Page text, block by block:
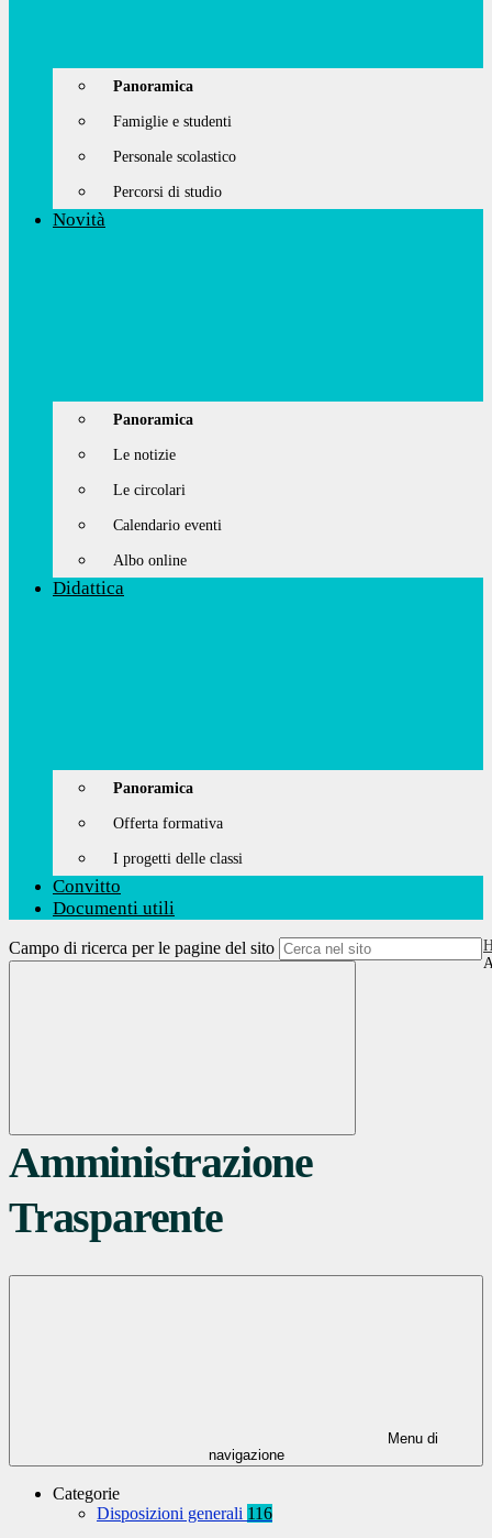
Panoramica
Famiglie e studenti
Personale scolastico
Percorsi di studio
Novità
Panoramica
Le notizie
Le circolari
Calendario eventi
Albo online
Didattica
Panoramica
Offerta formativa
I progetti delle classi
Convitto
Documenti utili
Campo di ricerca per le pagine del sito
Amministrazione
Trasparente
Menu di
navigazione
Categorie
Disposizioni generali 116